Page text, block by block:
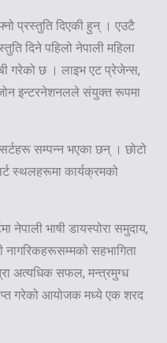
प्रस्तुति दिएकी हुन् । एउटै
दिने पहिलो नेपाली महिला
गरेको छ । लाइभ एट प्रेजेन्स,
इन्टरनेशनलले संयुक्त रूपमा
सम्पन्न भएका छन् । छोटो
स्थलहरूमा कार्यक्रमको
नेपाली भाषी डायस्पोरा समुदाय,
नागरिकहरूसम्मको सहभागिता
अत्यधिक सफल, मन्त्रमुग्ध
गरेको आयोजक मध्ये एक शरद